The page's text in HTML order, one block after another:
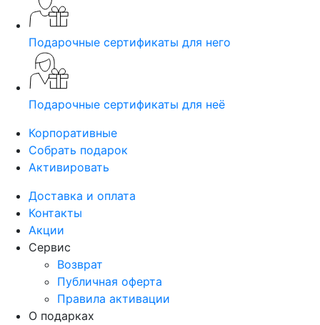
Подарочные сертификаты для него
Подарочные сертификаты для неё
Корпоративные
Собрать подарок
Активировать
Доставка и оплата
Контакты
Акции
Сервис
Возврат
Публичная оферта
Правила активации
О подарках